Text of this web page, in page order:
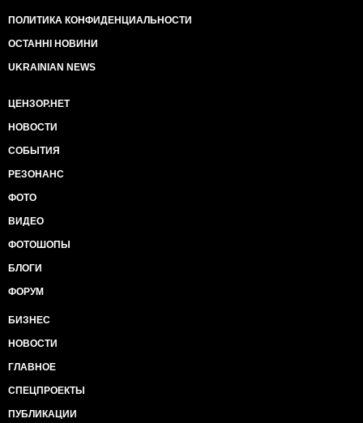
ПОЛИТИКА КОНФИДЕНЦИАЛЬНОСТИ
ОСТАННІ НОВИНИ
UKRAINIAN NEWS
ЦЕНЗОР.НЕТ
НОВОСТИ
СОБЫТИЯ
РЕЗОНАНС
ФОТО
ВИДЕО
ФОТОШОПЫ
БЛОГИ
ФОРУМ
БИЗНЕС
НОВОСТИ
ГЛАВНОЕ
СПЕЦПРОЕКТЫ
ПУБЛИКАЦИИ